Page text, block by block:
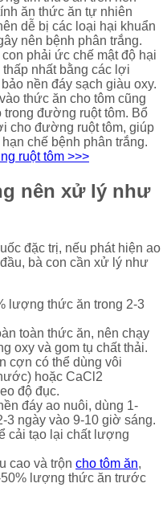
ăn thức ăn tự nhiên
dễ bị các loại hại khuẩn
nên bệnh phân trắng.
phải ức chế mật độ hại
nhất bằng các lợi
nền đáy sạch giàu oxy.
thức ăn cho tôm cũng
đường ruột tôm. Bổ
cho đường ruột tôm, giúp
chế bệnh phân trắng.
ruột tôm >>>
nên xử lý như
đặc trị, nếu phát hiện ao
bà con cần xử lý như
lượng thức ăn trong 2-3
toàn thức ăn, nên chạy
oxy và gom tụ chất thải.
cợn có thể dùng vôi
hoặc CaCl2
độ đục.
đáy ao nuôi, dùng 1-
3 ngày vào 9-10 giờ sáng.
cải tạo lại chất lượng
cao và trộn cho tôm ăn,
lượng thức ăn trước